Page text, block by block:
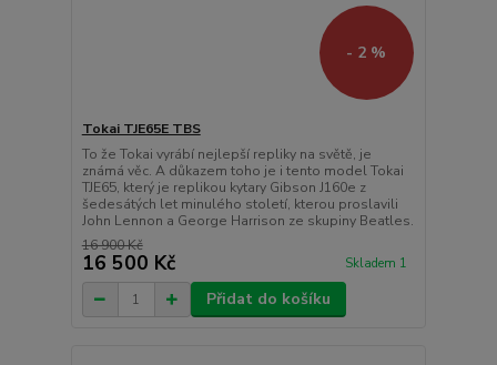
- 2 %
Tokai TJE65E TBS
To že Tokai vyrábí nejlepší repliky na světě, je
známá věc. A důkazem toho je i tento model Tokai
TJE65, který je replikou kytary Gibson J160e z
šedesátých let minulého století, kterou proslavili
John Lennon a George Harrison ze skupiny Beatles.
16 900 Kč
16 500 Kč Skladem 1
Přidat do košíku